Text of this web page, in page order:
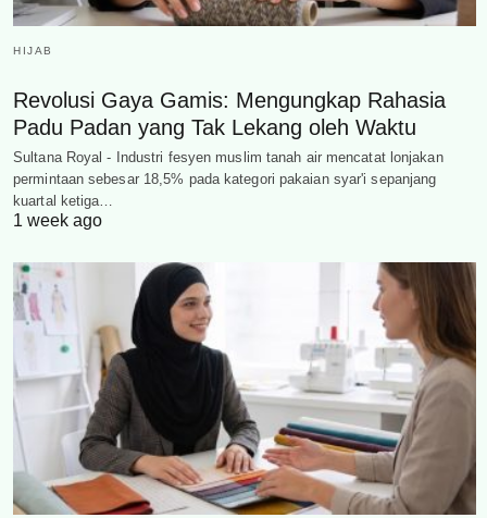
HIJAB
Revolusi Gaya Gamis: Mengungkap Rahasia
Padu Padan yang Tak Lekang oleh Waktu
Sultana Royal - Industri fesyen muslim tanah air mencatat lonjakan
permintaan sebesar 18,5% pada kategori pakaian syar'i sepanjang
kuartal ketiga…
1 week ago